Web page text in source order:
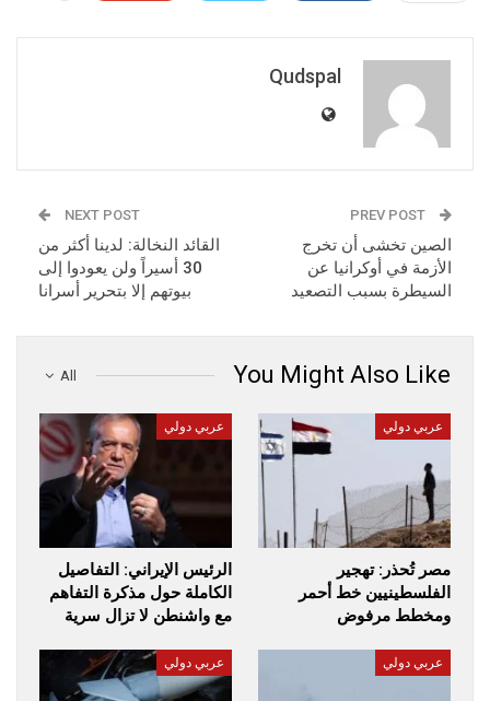
Qudspal
الصين تخشى أن تخرج
الأزمة في أوكرانيا عن
السيطرة بسبب التصعيد
NEXT POST
القائد النخالة: لدينا أكثر من
30 أسيراً ولن يعودوا إلى
بيوتهم إلا بتحرير أسرانا
All You Might Also Like
عربي دولي
مصر تُحذر: تهجير
الفلسطينيين خط أحمر
ومخطط مرفوض
عربي دولي
الرئيس الإيراني: التفاصيل
الكاملة حول مذكرة التفاهم
مع واشنطن لا تزال سرية
عربي دولي عربي دولي